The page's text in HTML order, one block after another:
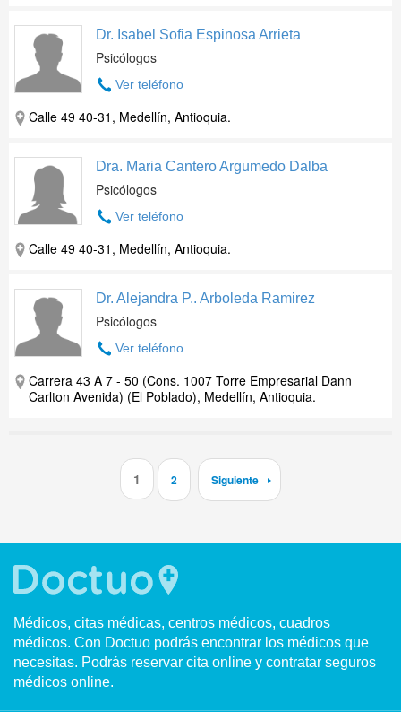
Dr. Isabel Sofia Espinosa Arrieta
Psicólogos
Ver teléfono
Calle 49 40-31, Medellín, Antioquia.
Dra. Maria Cantero Argumedo Dalba
Psicólogos
Ver teléfono
Calle 49 40-31, Medellín, Antioquia.
Dr. Alejandra P.. Arboleda Ramirez
Psicólogos
Ver teléfono
Carrera 43 A 7 - 50 (Cons. 1007 Torre Empresarial Dann
Carlton Avenida) (El Poblado), Medellín, Antioquia.
1 2 Siguiente
Médicos, citas médicas, centros médicos, cuadros
médicos. Con Doctuo podrás encontrar los médicos que
necesitas. Podrás reservar cita online y contratar seguros
médicos online.